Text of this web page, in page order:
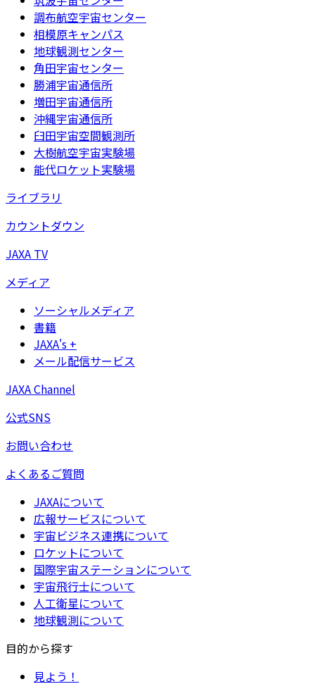
調布航空宇宙センター
相模原キャンパス
地球観測センター
角田宇宙センター
勝浦宇宙通信所
増田宇宙通信所
沖縄宇宙通信所
臼田宇宙空間観測所
大樹航空宇宙実験場
能代ロケット実験場
ライブラリ
カウントダウン
JAXA TV
メディア
ソーシャルメディア
書籍
JAXA's +
メール配信サービス
JAXA Channel
公式SNS
お問い合わせ
よくあるご質問
JAXAについて
広報サービスについて
宇宙ビジネス連携について
ロケットについて
国際宇宙ステーションについて
宇宙飛行士について
人工衛星について
地球観測について
目的から探す
見よう！